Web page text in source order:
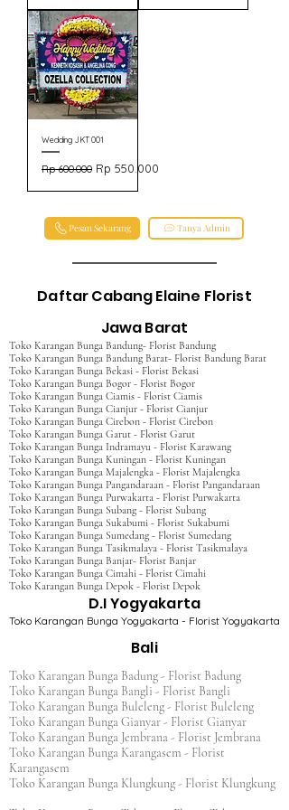
Wedding JKT 001
Harga Reguler
Rp 600.000 Harga Promosi
Rp 550.000
Pesan Sekarang Tanya Admin
Daftar Cabang Elaine Florist
Jawa Barat
Toko Karangan Bunga Bandung- Florist Bandung
Toko Karangan Bunga Bandung Barat- Florist Bandung Barat
Toko Karangan Bunga Bekasi - Florist Bekasi
Toko Karangan Bunga Bogor - Florist Bogor
Toko Karangan Bunga Ciamis - Florist Ciamis
Toko Karangan Bunga Cianjur - Florist Cianjur
Toko Karangan Bunga Cirebon - Florist Cirebon
Toko Karangan Bunga Garut - Florist Garut
Toko Karangan Bunga Indramayu - Florist Karawang
Toko Karangan Bunga Kuningan - Florist Kuningan
Toko Karangan Bunga Majalengka - Florist Majalengka
Toko Karangan Bunga Pangandaraan - Florist Pangandaraan
Toko Karangan Bunga Purwakarta - Florist Purwakarta
Toko Karangan Bunga Subang - Florist Subang
Toko Karangan Bunga Sukabumi - Florist Sukabumi
Toko Karangan Bunga Sumedang - Florist Sumedang
Toko Karangan Bunga Tasikmalaya - Florist Tasikmalaya
Toko Karangan Bunga Banjar- Florist Banjar
Toko Karangan Bunga Cimahi - Florist Cimahi
Toko Karangan Bunga Depok - Florist Depok
D.I Yogyakarta
Toko Karangan Bunga Yogyakarta - Florist Yogyakarta
Bali
Toko Karangan Bunga Badung - Florist Badung
Toko Karangan Bunga Bangli - Florist Bangli
Toko Karangan Bunga Buleleng - Florist Buleleng
Toko Karangan Bunga Gianyar - Florist Gianyar
Toko Karangan Bunga Jembrana - Florist Jembrana
Toko Karangan Bunga Karangasem - Florist
Karangasem
Toko Karangan Bunga Klungkung - Florist Klungkung